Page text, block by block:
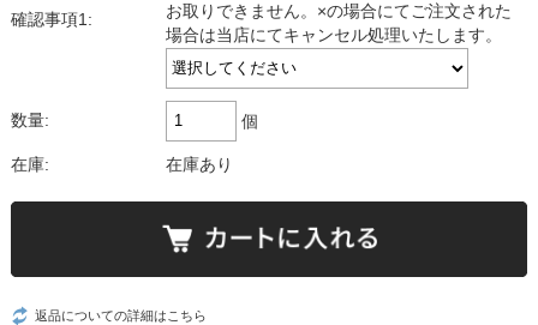
確認事項1:
お取りできません。×の場合にてご注文された
場合は当店にてキャンセル処理いたします。
数量: 個
在庫: 在庫あり
返品についての詳細はこちら